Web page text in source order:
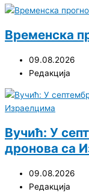
Временска
09.08.2026
Редакција
Вучић: У
дронова са
09.08.2026
Редакција